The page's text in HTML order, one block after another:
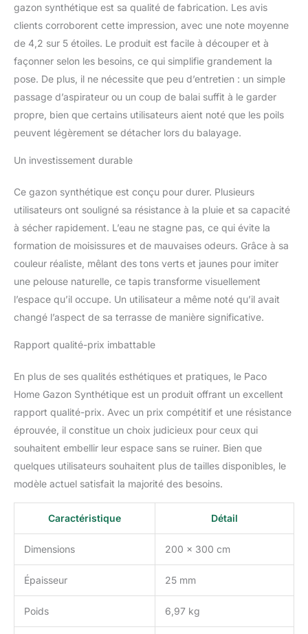
Votre satisfaction nous tient
naturellement à coeur ! Nous
votre message en cas de
problèmes ou de remarques.
gazon synthétique est sa qualité de fabrication. Les avis
clients corroborent cette impression, avec une note moyenne
de 4,2 sur 5 étoiles. Le produit est facile à découper et à
façonner selon les besoins, ce qui simplifie grandement la
pose. De plus, il ne nécessite que peu d’entretien : un simple
passage d’aspirateur ou un coup de balai suffit à le garder
propre, bien que certains utilisateurs aient noté que les poils
peuvent légèrement se détacher lors du balayage.
Un investissement durable
Ce gazon synthétique est conçu pour durer. Plusieurs
utilisateurs ont souligné sa résistance à la pluie et sa capacité
à sécher rapidement. L’eau ne stagne pas, ce qui évite la
formation de moisissures et de mauvaises odeurs. Grâce à sa
couleur réaliste, mêlant des tons verts et jaunes pour imiter
une pelouse naturelle, ce tapis transforme visuellement
l’espace qu’il occupe. Un utilisateur a même noté qu’il avait
changé l’aspect de sa terrasse de manière significative.
Rapport qualité-prix imbattable
En plus de ses qualités esthétiques et pratiques, le Paco
Home Gazon Synthétique est un produit offrant un excellent
rapport qualité-prix. Avec un prix compétitif et une résistance
éprouvée, il constitue un choix judicieux pour ceux qui
souhaitent embellir leur espace sans se ruiner. Bien que
quelques utilisateurs souhaitent plus de tailles disponibles, le
modèle actuel satisfait la majorité des besoins.
Caractéristique Détail
Dimensions 200 x 300 cm
Épaisseur 25 mm
Poids 6,97 kg